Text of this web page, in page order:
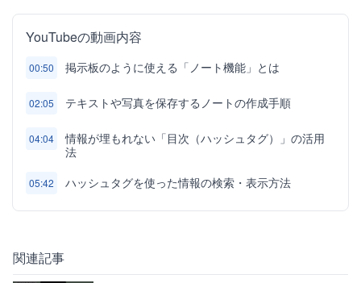
YouTubeの動画内容
00:50 掲示板のように使える「ノート機能」とは
02:05 テキストや写真を保存するノートの作成手順
04:04
情報が埋もれない「目次（ハッシュタグ）」の活用
法
05:42 ハッシュタグを使った情報の検索・表示方法
関連記事